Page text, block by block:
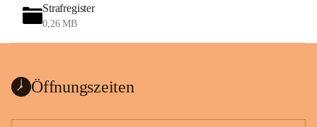
Strafregister
0,26 MB
Öffnungszeiten